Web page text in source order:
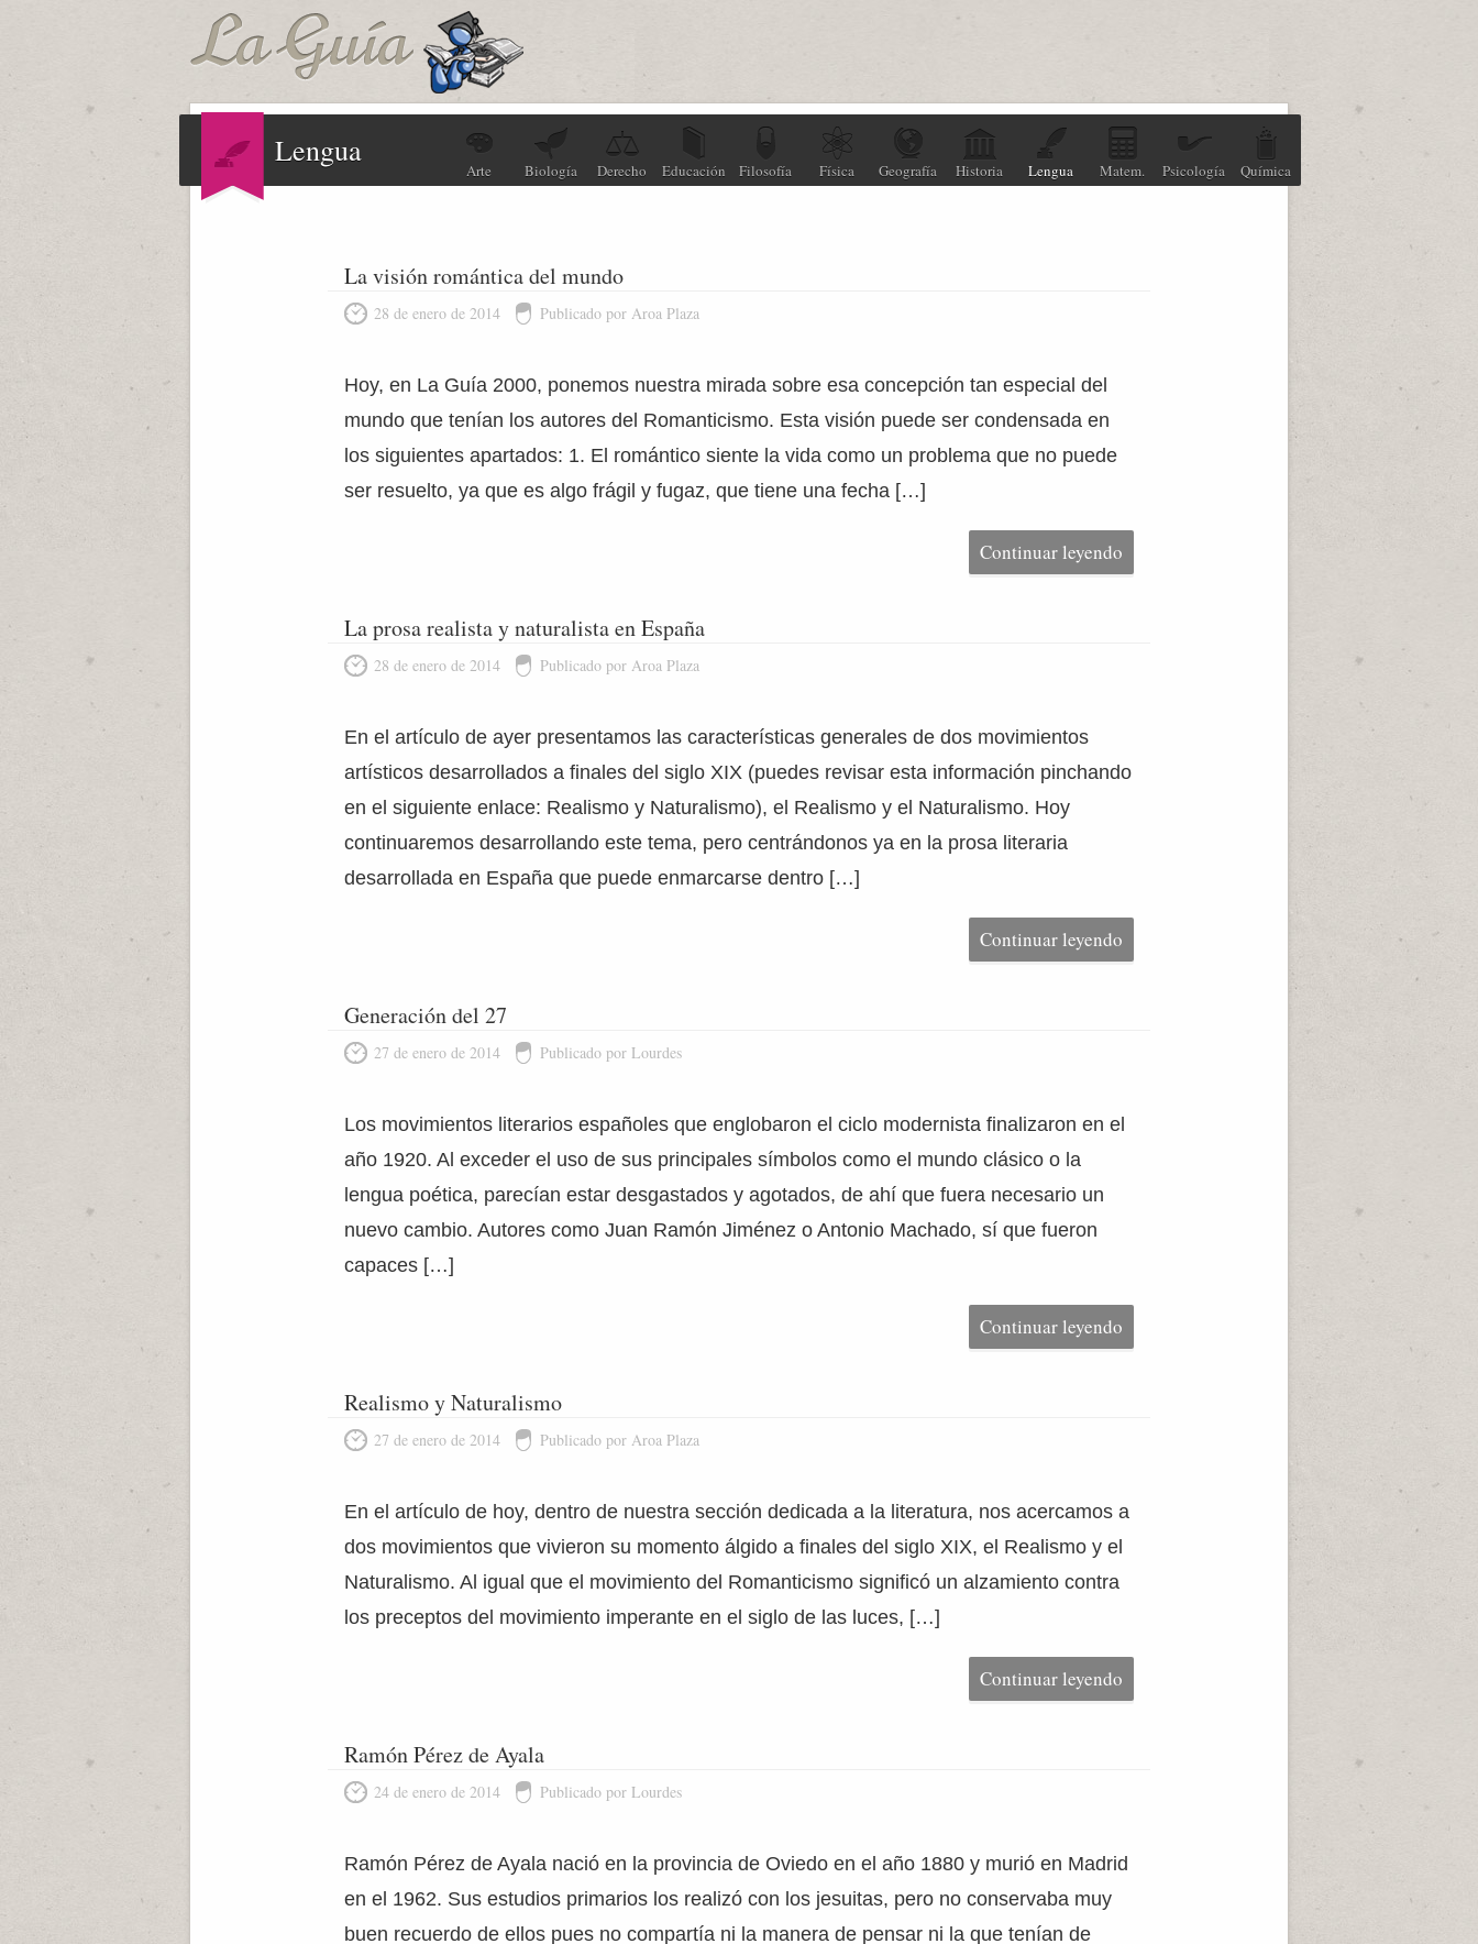
Lengua
Arte Biología Derecho Educación Filosofía Física Geografía Historia Lengua Matem. Psicología Química
La visión romántica del mundo
28 de enero de 2014 Publicado por Aroa Plaza
Hoy, en La Guía 2000, ponemos nuestra mirada sobre esa concepción tan especial del
mundo que tenían los autores del Romanticismo. Esta visión puede ser condensada en
los siguientes apartados: 1. El romántico siente la vida como un problema que no puede
ser resuelto, ya que es algo frágil y fugaz, que tiene una fecha […]
Continuar leyendo
La prosa realista y naturalista en España
28 de enero de 2014 Publicado por Aroa Plaza
En el artículo de ayer presentamos las características generales de dos movimientos
artísticos desarrollados a finales del siglo XIX (puedes revisar esta información pinchando
en el siguiente enlace: Realismo y Naturalismo), el Realismo y el Naturalismo. Hoy
continuaremos desarrollando este tema, pero centrándonos ya en la prosa literaria
desarrollada en España que puede enmarcarse dentro […]
Continuar leyendo
Generación del 27
27 de enero de 2014 Publicado por Lourdes
Los movimientos literarios españoles que englobaron el ciclo modernista finalizaron en el
año 1920. Al exceder el uso de sus principales símbolos como el mundo clásico o la
lengua poética, parecían estar desgastados y agotados, de ahí que fuera necesario un
nuevo cambio. Autores como Juan Ramón Jiménez o Antonio Machado, sí que fueron
capaces […]
Continuar leyendo
Realismo y Naturalismo
27 de enero de 2014 Publicado por Aroa Plaza
En el artículo de hoy, dentro de nuestra sección dedicada a la literatura, nos acercamos a
dos movimientos que vivieron su momento álgido a finales del siglo XIX, el Realismo y el
Naturalismo. Al igual que el movimiento del Romanticismo significó un alzamiento contra
los preceptos del movimiento imperante en el siglo de las luces, […]
Continuar leyendo
Ramón Pérez de Ayala
24 de enero de 2014 Publicado por Lourdes
Ramón Pérez de Ayala nació en la provincia de Oviedo en el año 1880 y murió en Madrid
en el 1962. Sus estudios primarios los realizó con los jesuitas, pero no conservaba muy
buen recuerdo de ellos pues no compartía ni la manera de pensar ni la que tenían de